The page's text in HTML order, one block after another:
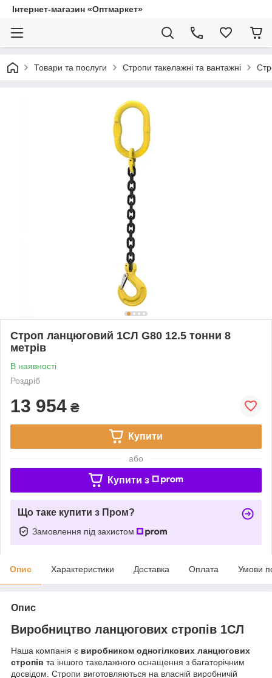
Інтернет-магазин «Оптмаркет»
Товари та послуги Стропи такелажні та вантажні
Строп ланцюговий 1СЛ G80 12.5 тонни 8
метрів
В наявності
Роздріб
13 954 ₴
Купити
або
Купити з
Що таке купити з Пром?
Замовлення під захистом
Опис Характеристики Доставка Оплата Умови
Опис
Виробництво ланцюгових стропів 1СЛ
Наша компанія є виробником одногілкових ланцюгових
стропів та іншого такелажного оснащення з багаторічним
досвідом. Стропи виготовляються на власній виробничій